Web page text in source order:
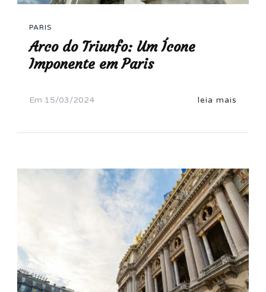
PARIS
Arco do Triunfo: Um Ícone
Imponente em Paris
Em 15/03/2024 leia mais